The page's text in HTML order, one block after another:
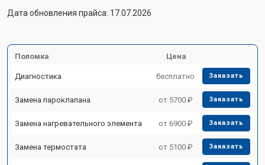
Дата обновления прайса: 17.07.2026
Поломка Цена
Диагностика бесплатно Заказать
Замена пароклапана от 5700 ₽ Заказать
Замена нагревательного элемента от 6900 ₽ Заказать
Замена термостата от 5100 ₽ Заказать